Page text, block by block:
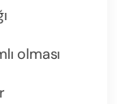
olması